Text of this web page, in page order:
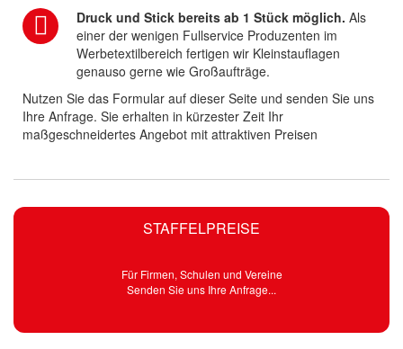
STAFFELPREISE
Für Firmen, Schulen und Vereine
Senden Sie uns Ihre Anfrage...
Druck und Stick bereits ab 1 Stück möglich. Als
einer der wenigen Fullservice Produzenten im
Werbetextilbereich fertigen wir Kleinstauflagen
genauso gerne wie Großaufträge.
Nutzen Sie das Formular auf dieser Seite und senden Sie uns
Ihre Anfrage. Sie erhalten in kürzester Zeit Ihr
maßgeschneidertes Angebot mit attraktiven Preisen